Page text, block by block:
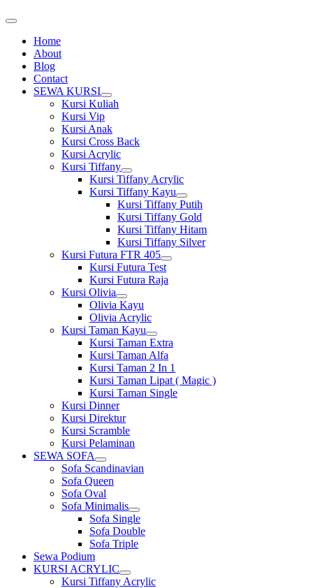
Home
About
Blog
Contact
SEWA KURSI
Show
sub
Kursi Kuliah
Kursi Vip
Kursi Anak
Kursi Cross Back
Kursi Acrylic
Kursi Tiffany
Show
sub
menu
Kursi Tiffany Acrylic
Kursi Tiffany Kayu
Show
sub
menu
Kursi Tiffany Putih
Kursi Tiffany Gold
Kursi Tiffany Hitam
Kursi Tiffany Silver
Kursi Futura FTR 405
Show
sub
menu
Kursi Futura Test
Kursi Futura Raja
Kursi Olivia
Show
sub
menu
Olivia Kayu
Olivia Acrylic
Kursi Taman Kayu
Show
sub
menu
Kursi Taman Extra
Kursi Taman Alfa
Kursi Taman 2 In 1
Kursi Taman Lipat ( Magic )
Kursi Taman Single
Kursi Dinner
Kursi Direktur
Kursi Scramble
Kursi Pelaminan
SEWA SOFA
Show
sub
menu
Sofa Scandinavian
Sofa Queen
Sofa Oval
Sofa Minimalis
Show
sub
menu
Sofa Single
Sofa Double
Sofa Triple
Sewa Podium
KURSI ACRYLIC
Show
Kursi Tiffany Acrylic